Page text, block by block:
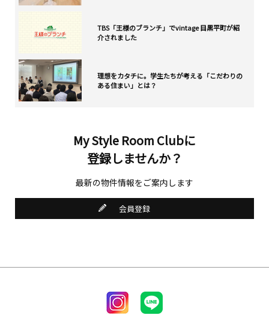
TBS「王様のブランチ」でvintage 目黒平町が紹
介されました
理想をカタチに。学生たちが考える「こだわりの
ある住まい」とは？
My Style Room Clubに
登録しませんか？
最新の物件情報をご案内します
会員登録